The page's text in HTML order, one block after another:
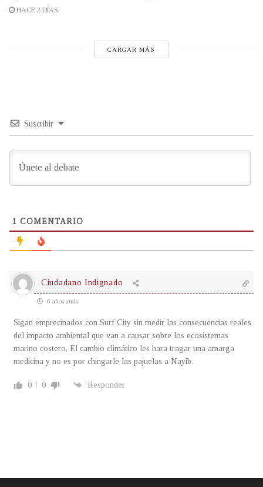
HACE 2 DÍAS
CARGAR MÁS
Suscribir
1 COMENTARIO
Ciudadano Indignado
6 años atrás
Sigan emprecinados con Surf City sin medir las consecuencias reales
del impacto ambiental que van a causar sobre los ecosistemas
marino costero. El cambio climático les hara tragar una amarga
medicina y no es por chingarle las pajuelas a Nayib.
0 0 Responder